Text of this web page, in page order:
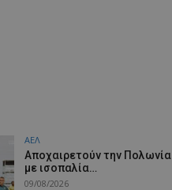
ΑΕΛ
Aποχαιρετούν την Πολωνία
με ισοπαλία…
09/08/2026